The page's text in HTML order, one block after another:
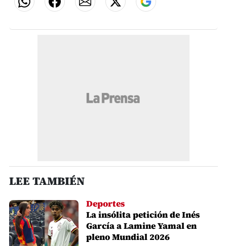
LEE TAMBIÉN
Deportes
La insólita petición de Inés
García a Lamine Yamal en
pleno Mundial 2026